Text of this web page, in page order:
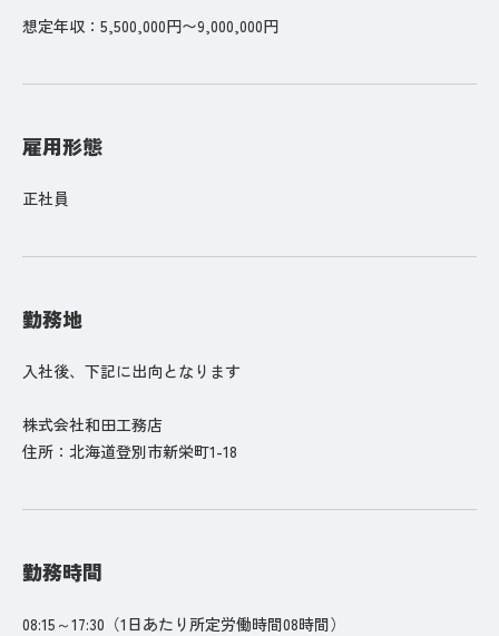
想定年収：5,500,000円〜9,000,000円
雇用形態
正社員
勤務地
入社後、下記に出向となります
株式会社和田工務店
住所：北海道登別市新栄町1-18
勤務時間
08:15～17:30（1日あたり所定労働時間08時間）